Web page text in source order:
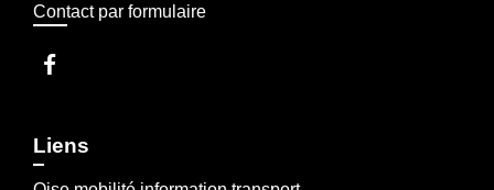
Contact par formulaire
Liens